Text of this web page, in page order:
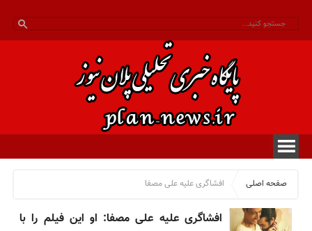
صفحه اصلی افشاگری علیه علی مصفا
افشاگری علیه علی مصفا: او این فیلم را با